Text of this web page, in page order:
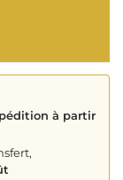
à partir